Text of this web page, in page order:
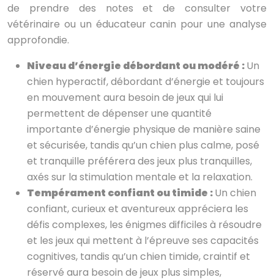
de prendre des notes et de consulter votre
vétérinaire ou un éducateur canin pour une analyse
approfondie.
Niveau d’énergie débordant ou modéré :Un
chien hyperactif, débordant d’énergie et toujours
en mouvement aura besoin de jeux qui lui
permettent de dépenser une quantité
importante d’énergie physique de manière saine
et sécurisée, tandis qu’un chien plus calme, posé
et tranquille préférera des jeux plus tranquilles,
axés sur la stimulation mentale et la relaxation.
Tempérament confiant ou timide :Un chien
confiant, curieux et aventureux appréciera les
défis complexes, les énigmes difficiles à résoudre
et les jeux qui mettent à l’épreuve ses capacités
cognitives, tandis qu’un chien timide, craintif et
réservé aura besoin de jeux plus simples,